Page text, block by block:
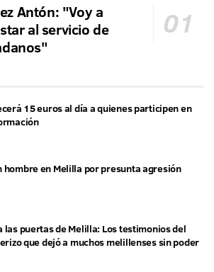
Antón: "Voy a
al servicio de
15 euros al día a quienes participen en
hombre en Melilla por presunta agresión
las puertas de Melilla: Los testimonios del
que dejó a muchos melillenses sin poder